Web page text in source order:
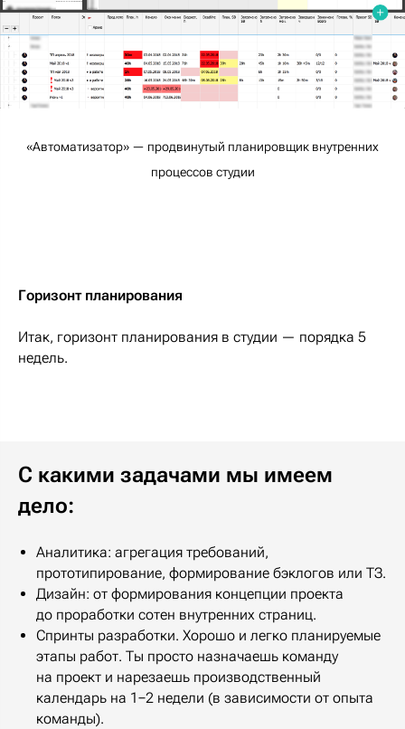
«Автоматизатор» — продвинутый планировщик внутренних
процессов студии
Горизонт планирования
Итак, горизонт планирования в студии — порядка 5
недель.
С какими задачами мы имеем
дело:
Аналитика: агрегация требований,
прототипирование, формирование бэклогов или ТЗ.
Дизайн: от формирования концепции проекта
до проработки сотен внутренних страниц.
Спринты разработки. Хорошо и легко планируемые
этапы работ. Ты просто назначаешь команду
на проект и нарезаешь производственный
календарь на 1−2 недели (в зависимости от опыта
команды).